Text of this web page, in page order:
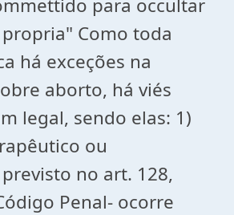
para occultar
Como toda
há exceções na
aborto, há viés
legal, sendo elas: 1)
ou
no art. 128,
Penal- ocorre